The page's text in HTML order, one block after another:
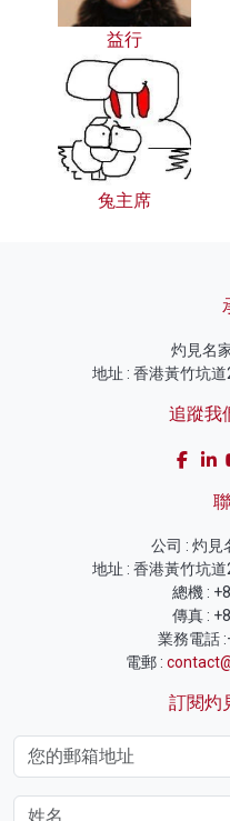
益行
兔主席
灼見名
地址 : 香港黃竹坑
追蹤我
公司 : 灼見
地址 : 香港黃竹坑
總機 :
傳真 :
業務電話
電郵 :
訂閱灼